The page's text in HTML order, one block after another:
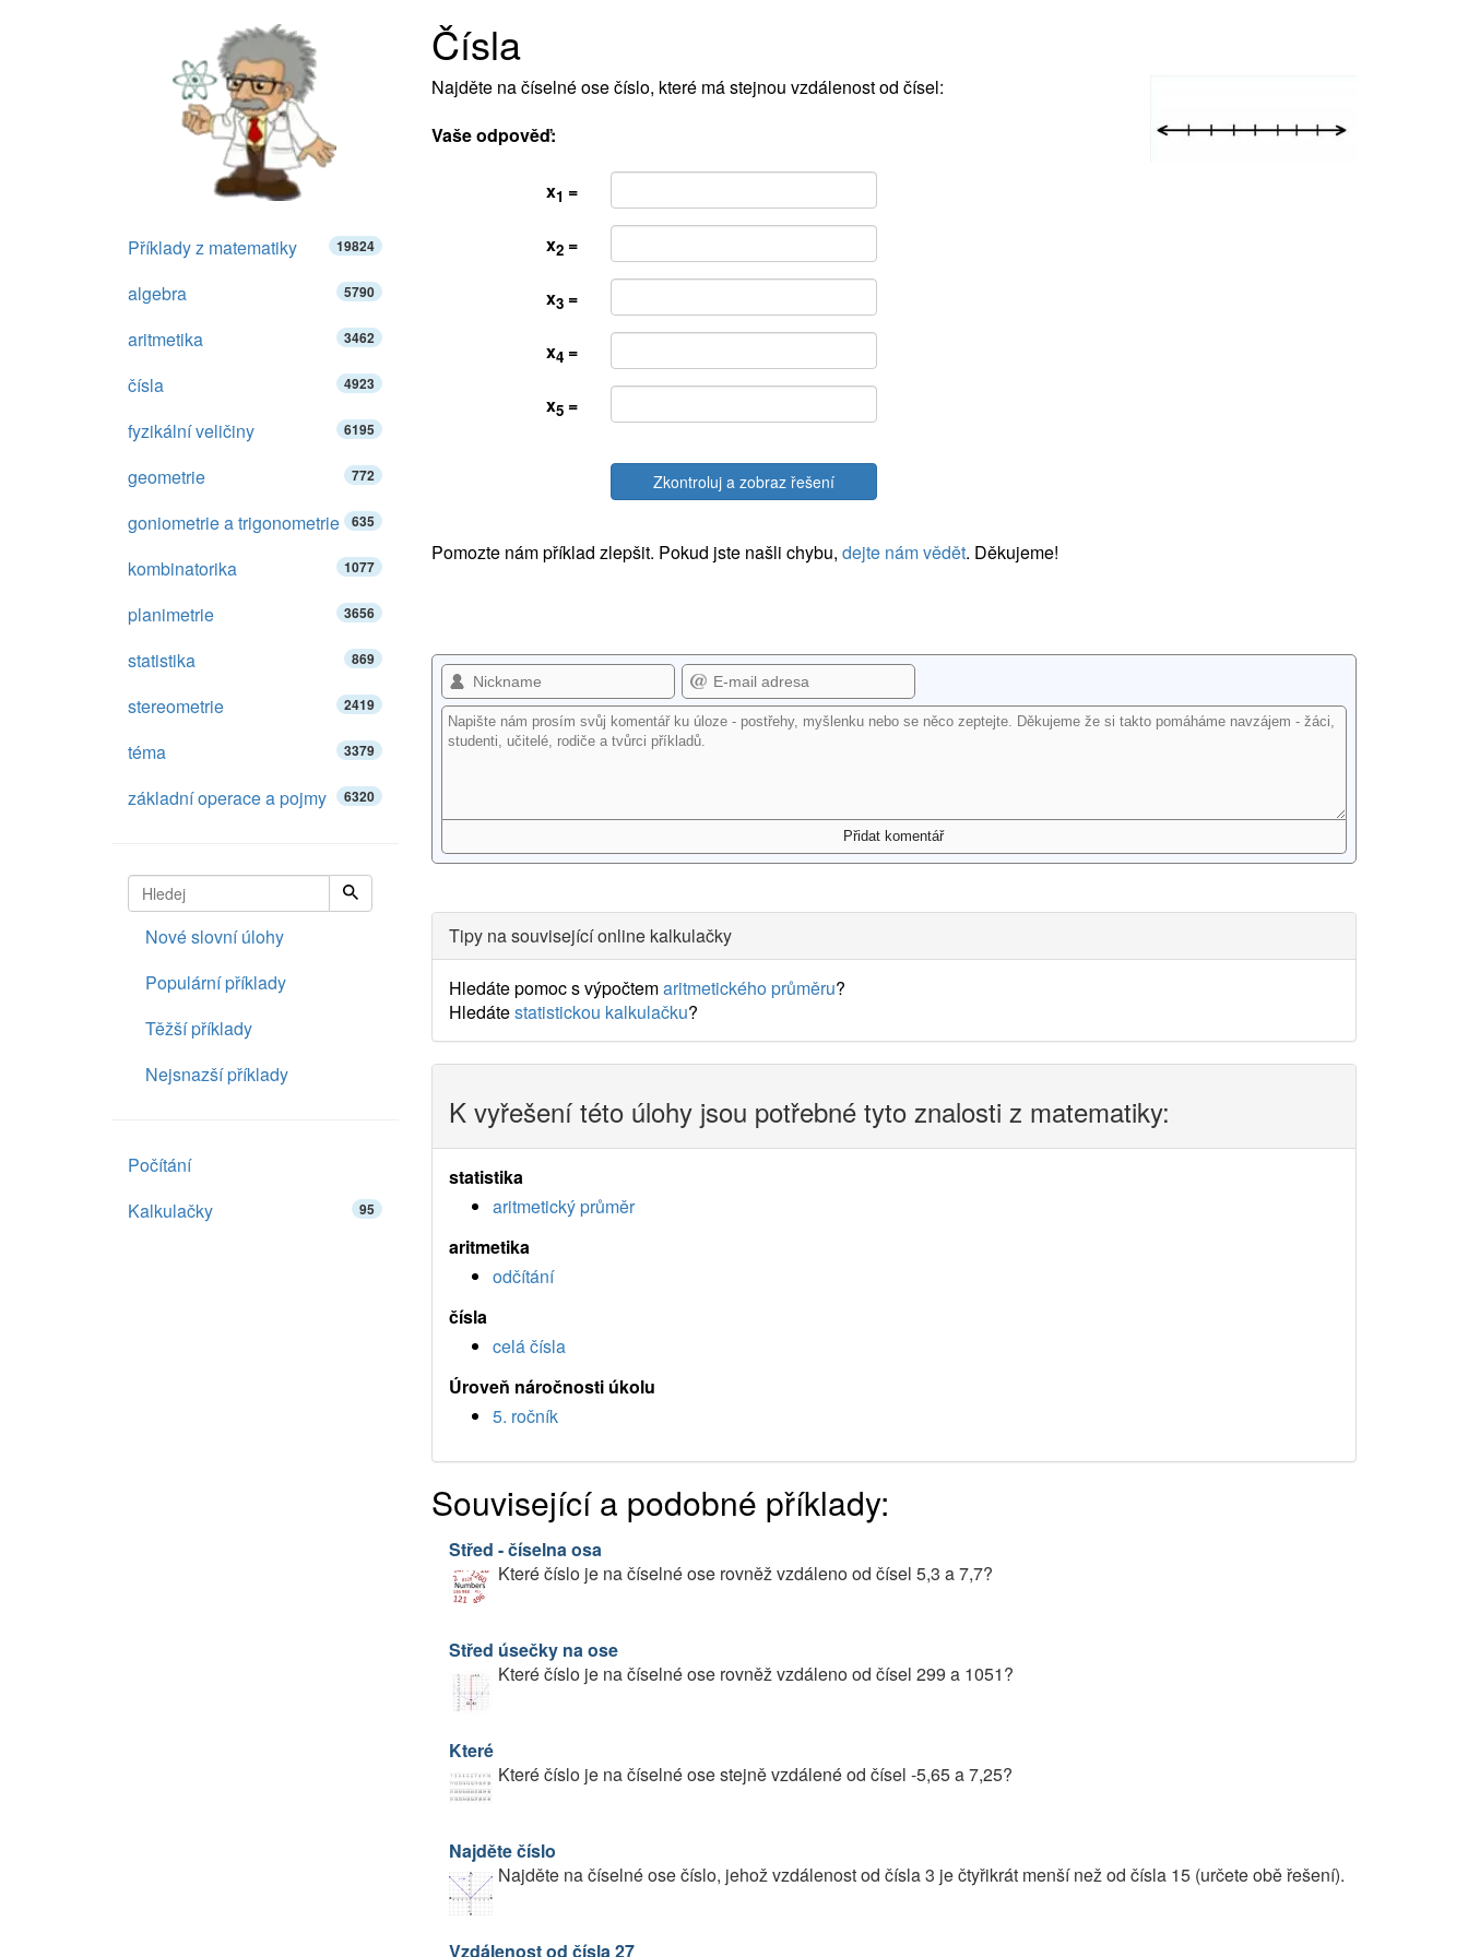
Čísla
Najděte na číselné ose číslo, které má stejnou vzdálenost od čísel:
Vaše odpověď:
x1 =
x2 =
x3 =
x4 =
x5 =
Zkontroluj a zobraz řešení
Pomozte nám příklad zlepšit. Pokud jste našli chybu, dejte nám vědět. Děkujeme!
Tipy na související online kalkulačky
Hledáte pomoc s výpočtemaritmetického průměru?
Hledátestatistickou kalkulačku?
K vyřešení této úlohy jsou potřebné tyto znalosti z matematiky:
statistika
aritmetický průměr
aritmetika
odčítání
čísla
celá čísla
Úroveň náročnosti úkolu
5. ročník
Související a podobné příklady:
Střed - číselna osa
Které číslo je na číselné ose rovněž vzdáleno od čísel 5,3 a 7,7?
Střed úsečky na ose
Které číslo je na číselné ose rovněž vzdáleno od čísel 299 a 1051?
Které
Které číslo je na číselné ose stejně vzdálené od čísel -5,65 a 7,25?
Najděte číslo
Najděte na číselné ose číslo, jehož vzdálenost od čísla 3 je čtyřikrát menší než od čísla 15 (určete obě řešení).
Vzdálenost od čísla 27
Příklady z matematiky 19824
algebra 5790
aritmetika 3462
čísla 4923
fyzikální veličiny 6195
geometrie 772
goniometrie a trigonometrie 635
kombinatorika 1077
planimetrie 3656
statistika 869
stereometrie 2419
téma 3379
základní operace a pojmy 6320
Nové slovní úlohy
Populární příklady
Těžší příklady
Nejsnazší příklady
Počítání
Kalkulačky
95